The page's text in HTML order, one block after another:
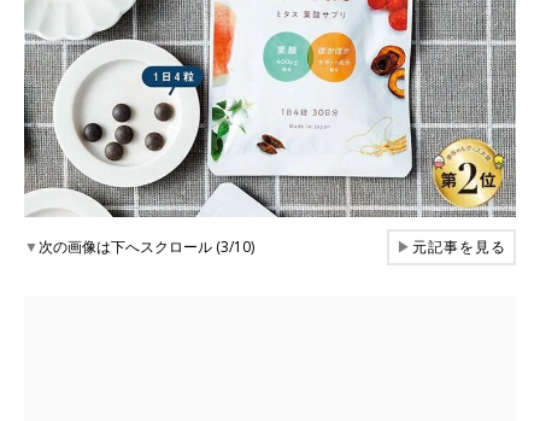
▼次の画像は下へスクロール (3/10) ▶元記事を見る